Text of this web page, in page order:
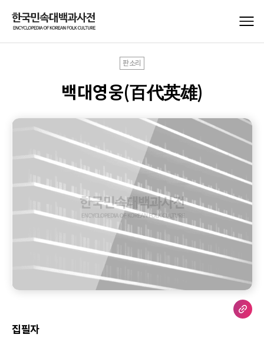
판소리
백대영웅(百代英雄)
집필자